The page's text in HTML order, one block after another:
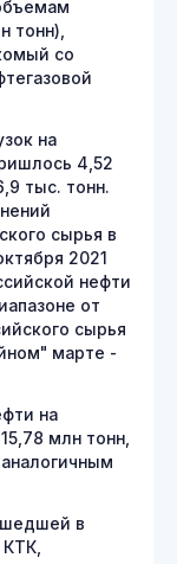
тонн),
со
на
4,52
тыс. тонн.
сырья в
2021
нефти
от
сырья
марте -
на
млн тонн,
в